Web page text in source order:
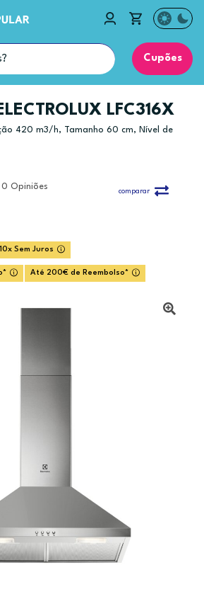
Cupões
LFC316X
420 m3/h, Tamanho 60 cm, Nível de
Opiniões
comparar
Sem Juros
Até 200€ de Reembolso*